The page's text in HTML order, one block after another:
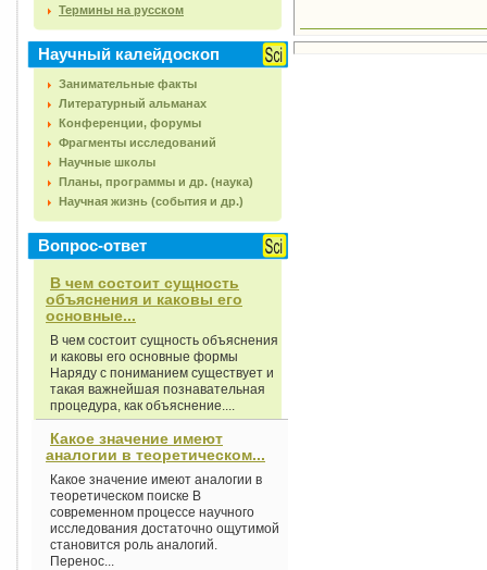
Термины на русском
Научный калейдоскоп
Занимательные факты
Литературный альманах
Конференции, форумы
Фрагменты исследований
Научные школы
Планы, программы и др. (наука)
Научная жизнь (события и др.)
Вопрос-ответ
В чем состоит сущность
объяснения и каковы его
основные...
В чем состоит сущность объяснения
и каковы его основные формы
Наряду с пониманием существует и
такая важнейшая познавательная
процедура, как объяснение....
Какое значение имеют
аналогии в теоретическом...
Какое значение имеют аналогии в
теоретическом поиске В
современном процессе научного
исследования достаточно ощутимой
становится роль аналогий.
Перенос...